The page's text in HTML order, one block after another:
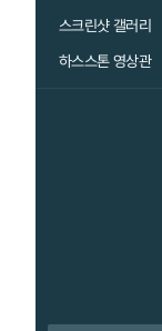
스크린샷 갤러리
하스스톤 영상관